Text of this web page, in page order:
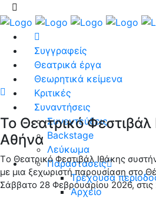
Συγγραφείς
Θεατρικά έργα
Θεωρητικά κείμενα
Κριτικές
Συναντήσεις
Συνεντεύξεις
Backstage
Λεύκωμα
Παραστάσεις
Τρέχουσα
Αρχείο
Το Θεατρικό Φεστιβάλ
Αθήνα
Tο Θεατρικό Φεστιβάλ Ιθάκης
με μια ξεχωριστή παρουσίαση στο
Σάββατο 28 Φεβρουαρίου 2026, στις